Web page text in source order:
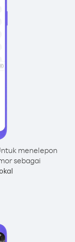
menelepon
sebagai